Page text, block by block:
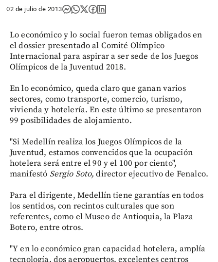
02 de julio de 2013
Lo económico y lo social fueron temas obligados en
el dossier presentado al Comité Olímpico
Internacional para aspirar a ser sede de los Juegos
Olímpicos de la Juventud 2018.
En lo económico, queda claro que ganan varios
sectores, como transporte, comercio, turismo,
vivienda y hotelería. En este último se presentaron
99 posibilidades de alojamiento.
"Si Medellín realiza los Juegos Olímpicos de la
Juventud, estamos convencidos que la ocupación
hotelera será entre el 90 y el 100 por ciento",
manifestó Sergio Soto, director ejecutivo de Fenalco.
Para el dirigente, Medellín tiene garantías en todos
los sentidos, con recintos culturales que son
referentes, como el Museo de Antioquia, la Plaza
Botero, entre otros.
"Y en lo económico gran capacidad hotelera, amplía
tecnología, dos aeropuertos, excelentes centros